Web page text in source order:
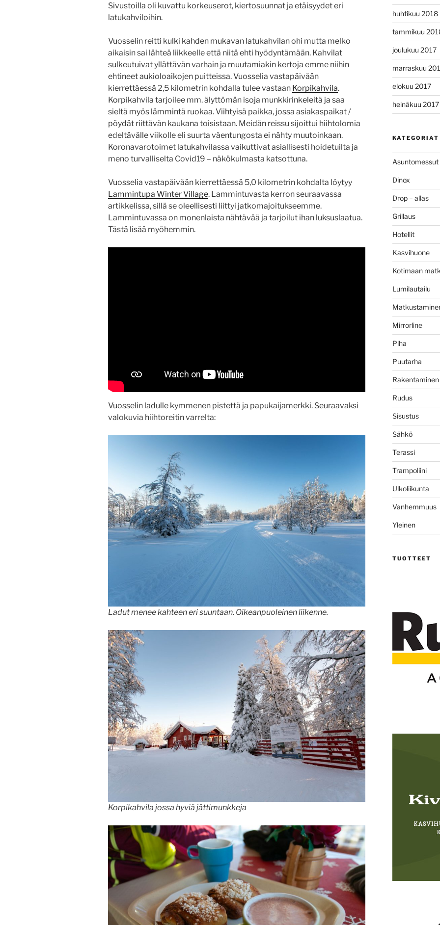
Sivustoilla oli kuvattu korkeuserot, kiertosuunnat ja etäisyydet eri
latukahviloihin.
Vuosselin reitti kulki kahden mukavan latukahvilan ohi mutta melko
aikaisin sai lähteä liikkeelle että niitä ehti hyödyntämään. Kahvilat
sulkeutuivat yllättävän varhain ja muutamiakin kertoja emme niihin
ehtineet aukioloaikojen puitteissa. Vuosselia vastapäivään
kierrettäessä 2,5 kilometrin kohdalla tulee vastaan Korpikahvila.
Korpikahvila tarjoilee mm. älyttömän isoja munkkirinkeleitä ja saa
sieltä myös lämmintä ruokaa. Viihtyisä paikka, jossa asiakaspaikat /
pöydät riittävän kaukana toisistaan. Meidän reissu sijoittui hiihtolomia
edeltävälle viikolle eli suurta väentungosta ei nähty muutoinkaan.
Koronavarotoimet latukahvilassa vaikuttivat asiallisesti hoidetuilta ja
meno turvalliselta Covid19 – näkökulmasta katsottuna.
Vuosselia vastapäivään kierrettäessä 5,0 kilometrin kohdalta löytyy
Lammintupa Winter Village. Lammintuvasta kerron seuraavassa
artikkelissa, sillä se oleellisesti liittyi jatkomajoitukseemme.
Lammintuvassa on monenlaista nähtävää ja tarjoilut ihan luksuslaatua.
Tästä lisää myöhemmin.
Vuosselin ladulle kymmenen pistettä ja papukaijamerkki. Seuraavaksi
valokuvia hiihtoreitin varrelta:
Ladut menee kahteen eri suuntaan. Oikeanpuoleinen liikenne.
Korpikahvila jossa hyviä jättimunkkeja
huhtikuu 2018
tammikuu
joulukuu 2017
marraskuu
elokuu 2017
heinäkuu 2017
KATEGORIAT
Asuntomessut
Dinox
Drop – allas
Grillaus
Hotellit
Kasvihuone
Kotimaan
Lumilautailu
Mirrorline
Piha
Puutarha
Rakentaminen
Rudus
Sisustus
Sähkö
Terassi
Trampoliini
Ulkoliikunta
Vanhemmuus
Yleinen
TUOTTEET